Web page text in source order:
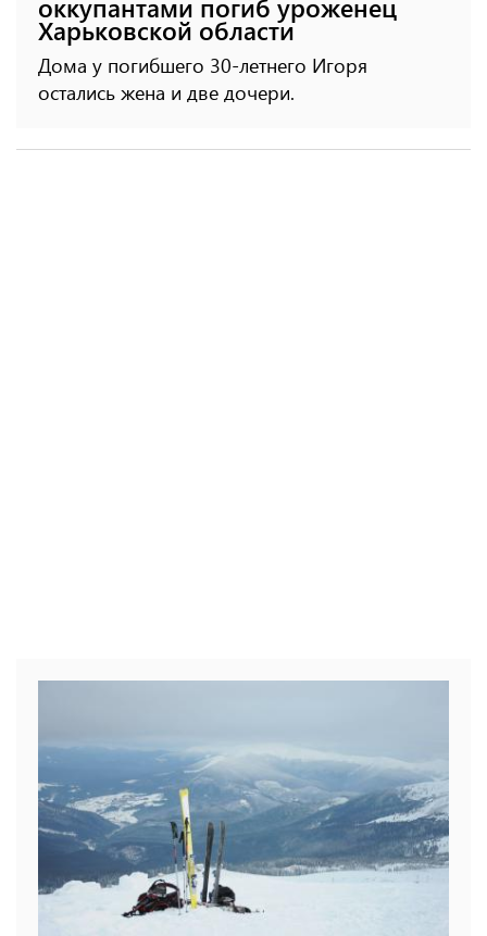
оккупантами погиб уроженец
Харьковской области
Дома у погибшего 30-летнего Игоря
остались жена и две дочери.